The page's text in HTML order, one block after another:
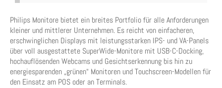
Philips Monitore bietet ein breites Portfolio für alle Anforderungen
kleiner und mittlerer Unternehmen. Es reicht von einfacheren,
erschwinglichen Displays mit leistungsstarken IPS- und VA-Panels
über voll ausgestattete SuperWide-Monitore mit USB-C-Docking,
hochauflösenden Webcams und Gesichtserkennung bis hin zu
energiesparenden „grünen“ Monitoren und Touchscreen-Modellen für
den Einsatz am POS oder an Terminals.